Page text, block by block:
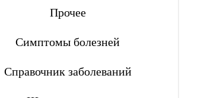
Прочее
Симптомы болезней
Справочник заболеваний